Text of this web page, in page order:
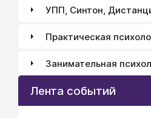
УПП, Синтон,
Практическая
Занимательная
Лента событий